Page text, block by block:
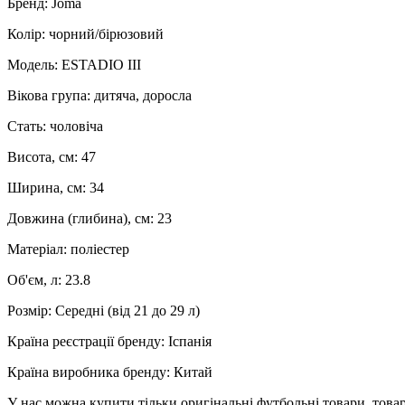
Колір: чорний/бірюзовий
Модель: ESTADIO III
Вікова група: дитяча, доросла
Стать: чоловіча
Висота, см: 47
Ширина, см: 34
Довжина (глибина), см: 23
Матеріал: поліестер
Об'єм, л: 23.8
Розмір: Середні (від 21 до 29 л)
Країна реєстрації бренду: Іспанія
Країна виробника бренду: Китай